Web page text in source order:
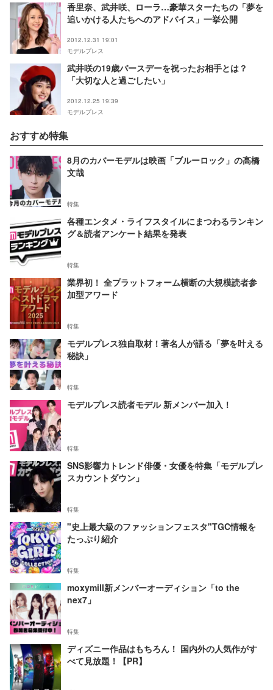
香里奈、武井咲、ローラ…豪華スターたちの「夢を
追いかける人たちへのアドバイス」一挙公開
2012.12.31 19:01
モデルプレス
武井咲の19歳バースデーを祝ったお相手とは？
「大切な人と過ごしたい」
2012.12.25 19:39
モデルプレス
おすすめ特集
8月のカバーモデルは映画「ブルーロック」の高橋
文哉
特集
各種エンタメ・ライフスタイルにまつわるランキン
グ＆読者アンケート結果を発表
特集
業界初！ 全プラットフォーム横断の大規模読者参
加型アワード
特集
モデルプレス独自取材！著名人が語る「夢を叶える
秘訣」
特集
モデルプレス読者モデル 新メンバー加入！
特集
SNS影響力トレンド俳優・女優を特集「モデルプレ
スカウントダウン」
特集
"史上最大級のファッションフェスタ"TGC情報を
たっぷり紹介
特集
moxymill新メンバーオーディション「to the
nex7」
特集
ディズニー作品はもちろん！ 国内外の人気作がす
べて見放題！【PR】